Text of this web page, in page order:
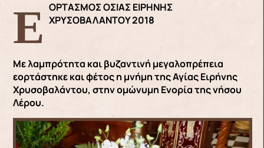
ΕΟΡΤΑΣΜΟΣ ΟΣΙΑΣ ΕΙΡΗΝΗΣ ΧΡΥΣΟΒΑΛΑΝΤΟΥ 2018
Με λαμπρότητα και βυζαντινή μεγαλοπρέπεια
εορτάστηκε και φέτος η μνήμη της Αγίας Ειρήνης
Χρυσοβαλάντου, στην ομώνυμη Ενορία της νήσου
Λέρου.